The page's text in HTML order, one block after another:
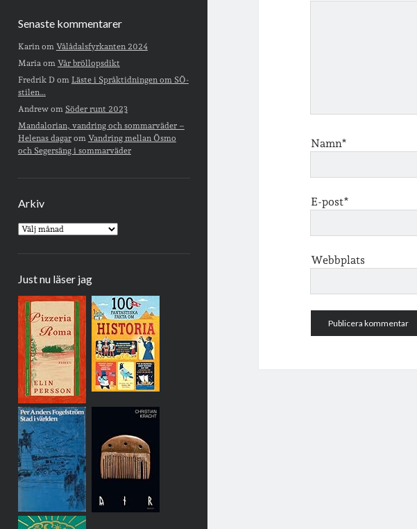
Senaste kommentarer
Karin om Vålådalsfyrkanten 2024
Maria om Vår bröllopsdikt
Fredrik Dom Läste i Språktidningen om SÖ-
stilen…
Andrewom Söder runt 2023
Mandalorian, vandring och sommarväder –
Helenas dagarom Vandring mellan Ösmo
och Segersäng i sommarväder
Arkiv
Arkiv
Just nu läser jag
Namn*
E-post*
Webbplats